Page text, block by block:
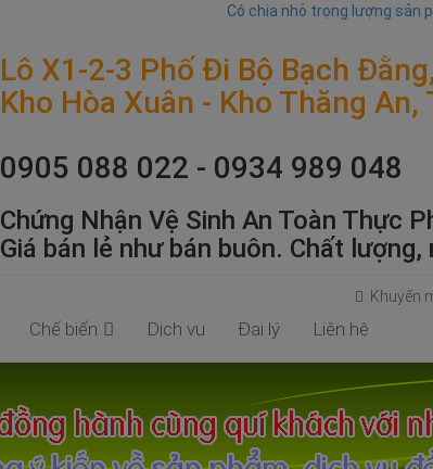
Có chia nhỏ trọng lượng sản
Lô X1-2-3 Phố Đi Bộ Bạch
Kho Hòa Xuân - Kho Thăng An,
0905 088 022 - 0934 989 048
Chứng Nhận Vệ Sinh An Toàn Thực
Giá bán lẻ như bán buôn. Chất
Khuyến
Chế biến Dịch vụ Đại lý Liên hệ